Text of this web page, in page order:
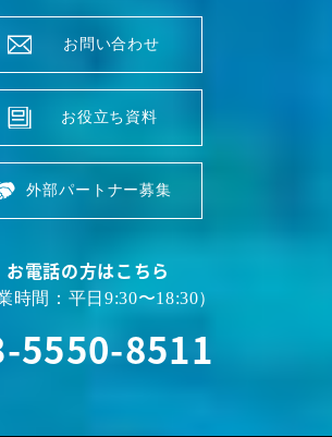
お問い合わせ
お役立ち資料
外部パートナー募集
お電話の方はこちら
時間：平日9:30〜18:30）
5550-8511